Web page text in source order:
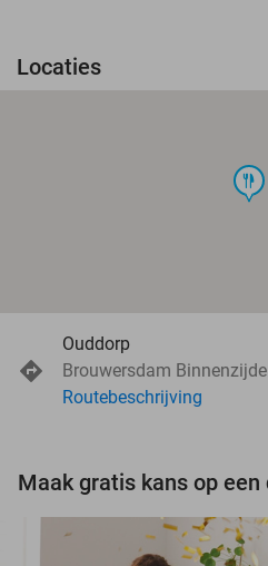
Locaties
food
Ouddorp
Brouwersdam
Routebeschrijving